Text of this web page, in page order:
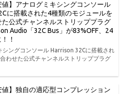
値】アナログミキシングコンソール
に搭載された4種類のモジュールを
た公式チャンネルストリッププラグ
Audio「32C Bus」が83%OFF、24
！
シングコンソール Harrison 32Cに搭載され
わせた公式チャンネルストリッププラグ
値】独自の適応型コンプレッション